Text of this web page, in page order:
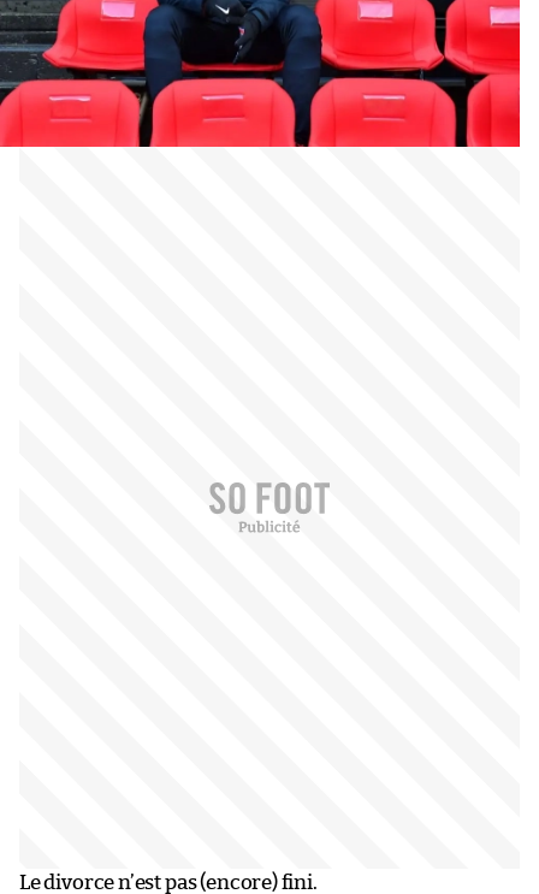
Le divorce n’est pas (encore) fini.